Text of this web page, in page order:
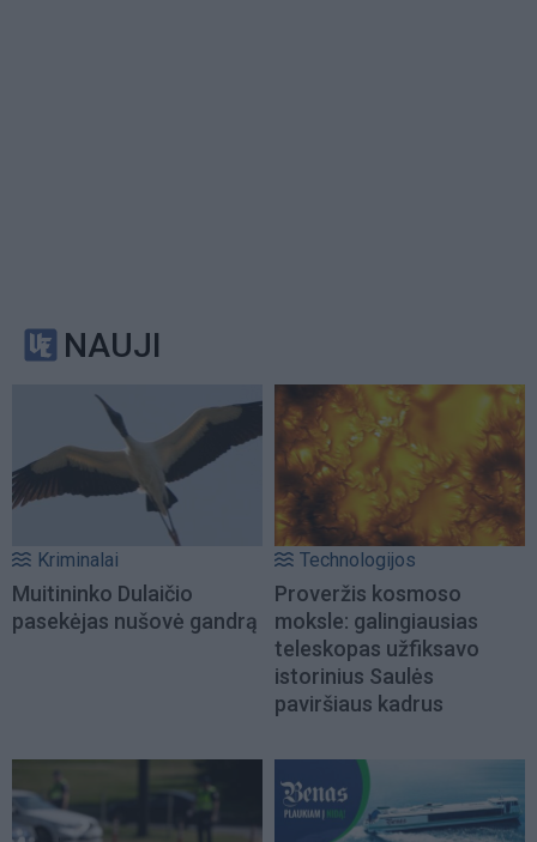
NAUJI
Kriminalai
Muitininko Dulaičio
pasekėjas nušovė gandrą
Technologijos
Proveržis kosmoso
moksle: galingiausias
teleskopas užfiksavo
istorinius Saulės
paviršiaus kadrus